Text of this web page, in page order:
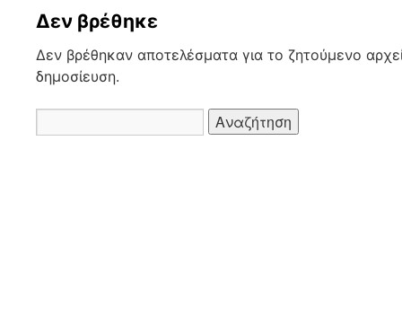
Δεν βρέθηκε
Δεν βρέθηκαν αποτελέσματα για το ζητούμενο
δημοσίευση.
για: